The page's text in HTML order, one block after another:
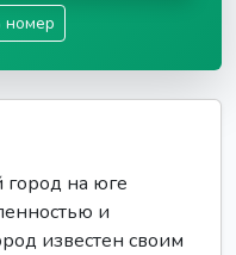
номер
на юге
и
известен своим